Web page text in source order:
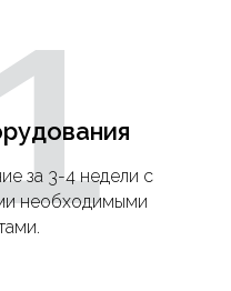
за 3-4 недели с
необходимыми